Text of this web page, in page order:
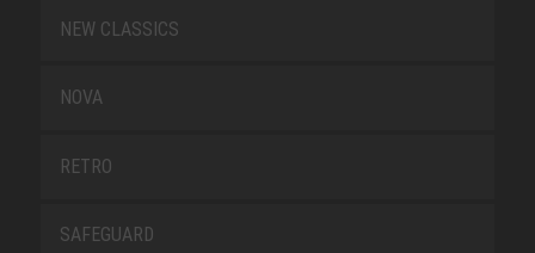
NEW CLASSICS
NOVA
RETRO
SAFEGUARD